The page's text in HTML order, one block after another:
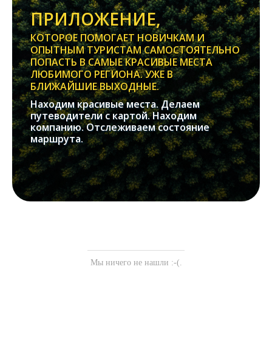
ПРИЛОЖЕНИЕ,
КОТОРОЕ ПОМОГАЕТ НОВИЧКАМ И
ОПЫТНЫМ ТУРИСТАМ САМОСТОЯТЕЛЬНО
ПОПАСТЬ В САМЫЕ КРАСИВЫЕ МЕСТА
ЛЮБИМОГО РЕГИОНА. УЖЕ В
БЛИЖАЙШИЕ ВЫХОДНЫЕ.
Находим красивые места. Делаем
путеводители с картой. Находим
компанию. Отслеживаем состояние
маршрута.
Мы ничего не нашли :-(.